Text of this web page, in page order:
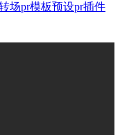
场pr模板预设pr插件